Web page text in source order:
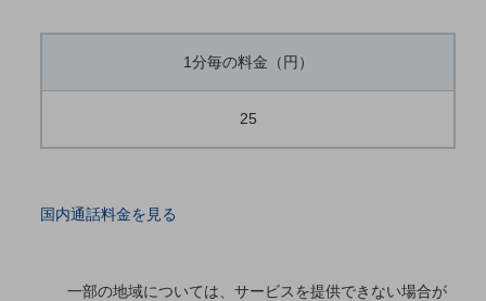
5G対応ホームルーター
IOT完了済みメーカーブランド製品
ドコモBiz データ無制限 ドコモ MAX ドコモ mini ドコモBiz かけ放題
1分毎の料金（円）
25
国内通話料金を見る
一部の地域については、サービスを提供できない場合が